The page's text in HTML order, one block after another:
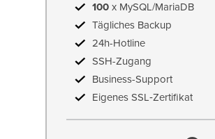
100 x MySQL/MariaDB
Tägliches Backup
24h-Hotline
SSH-Zugang
Business-Support
Eigenes SSL‑Zertifikat